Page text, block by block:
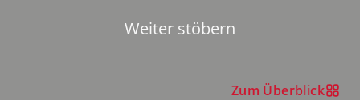
Weiter stöbern
Zum Überblick